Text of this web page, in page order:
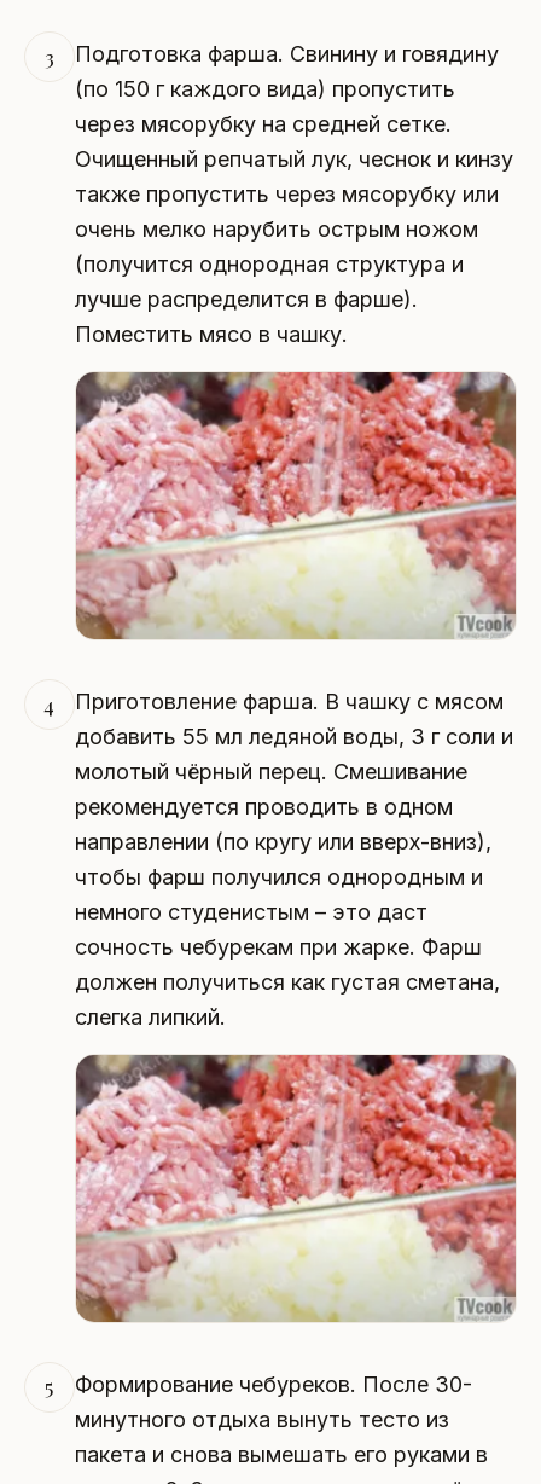
3
Подготовка фарша. Свинину и говядину
(по 150 г каждого вида) пропустить
через мясорубку на средней сетке.
Очищенный репчатый лук, чеснок и кинзу
также пропустить через мясорубку или
очень мелко нарубить острым ножом
(получится однородная структура и
лучше распределится в фарше).
Поместить мясо в чашку.
4
Приготовление фарша. В чашку с мясом
добавить 55 мл ледяной воды, 3 г соли и
молотый чёрный перец. Смешивание
рекомендуется проводить в одном
направлении (по кругу или вверх-вниз),
чтобы фарш получился однородным и
немного студенистым – это даст
сочность чебурекам при жарке. Фарш
должен получиться как густая сметана,
слегка липкий.
5
Формирование чебуреков. После 30-
минутного отдыха вынуть тесто из
пакета и снова вымешать его руками в